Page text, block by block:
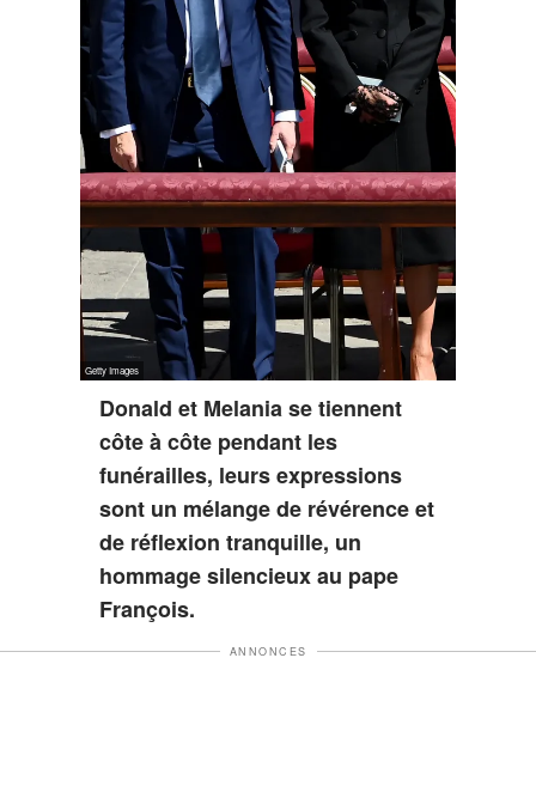
Donald et Melania se tiennent
côte à côte pendant les
funérailles, leurs expressions
sont un mélange de révérence et
de réflexion tranquille, un
hommage silencieux au pape
François.
ANNONCES